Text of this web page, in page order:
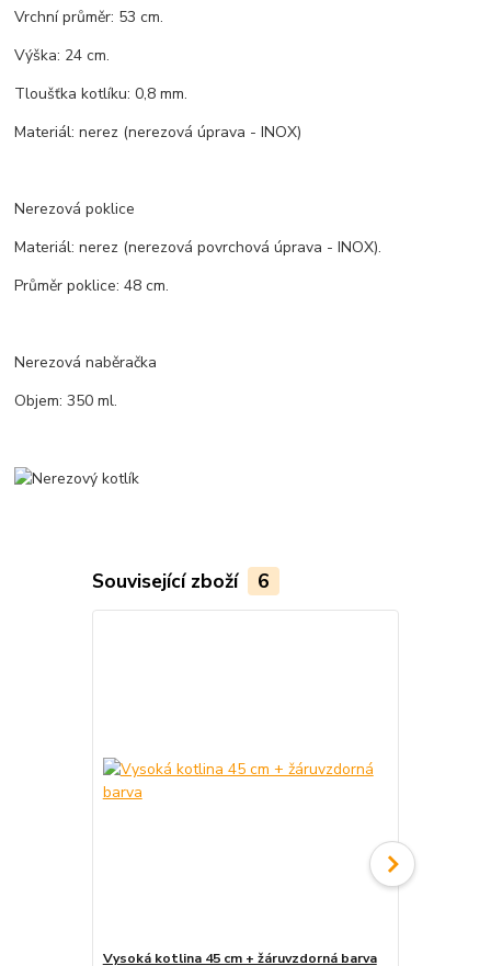
Vrchní průměr: 53 cm.
Výška: 24 cm.
Tloušťka kotlíku: 0,8 mm.
Materiál: nerez (nerezová úprava - INOX)
Nerezová poklice
Materiál: nerez (nerezová povrchová úprava - INOX).
Průměr poklice: 48 cm.
Nerezová naběračka
Objem: 350 ml.
Související zboží 6
Vysoká kotlina 45 cm + žáruvzdorná barva